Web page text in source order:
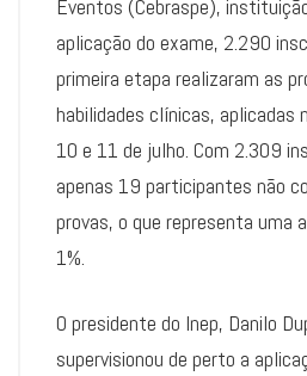
Eventos (Cebraspe),
aplicação do exame, 2.290
primeira etapa realizaram as
habilidades clínicas, aplicadas
10 e 11 de julho. Com 2.309
apenas 19 participantes não
provas, o que representa uma
1%.
O presidente do Inep, Danilo
supervisionou de perto a